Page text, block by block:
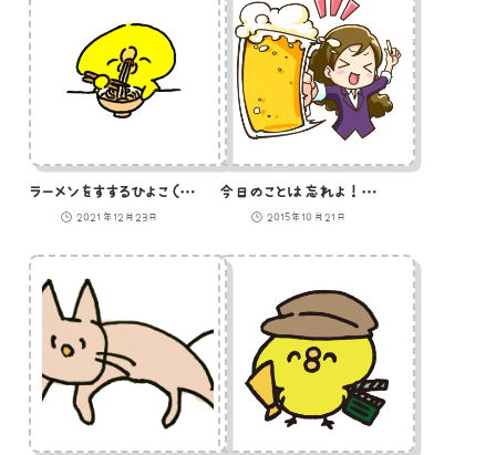
ラーメンをすするひよこ（GIFアニメ）
2021年12月23日
今日のことは忘れよ！とビールジョッキで乾杯する女性のイラスト
2015年10月21日